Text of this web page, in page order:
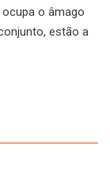
o âmago
estão a